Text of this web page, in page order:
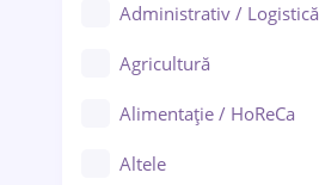
Ploiești
Administrativ / Logistică
Agricultură
Alimentație / HoReCa
Altele